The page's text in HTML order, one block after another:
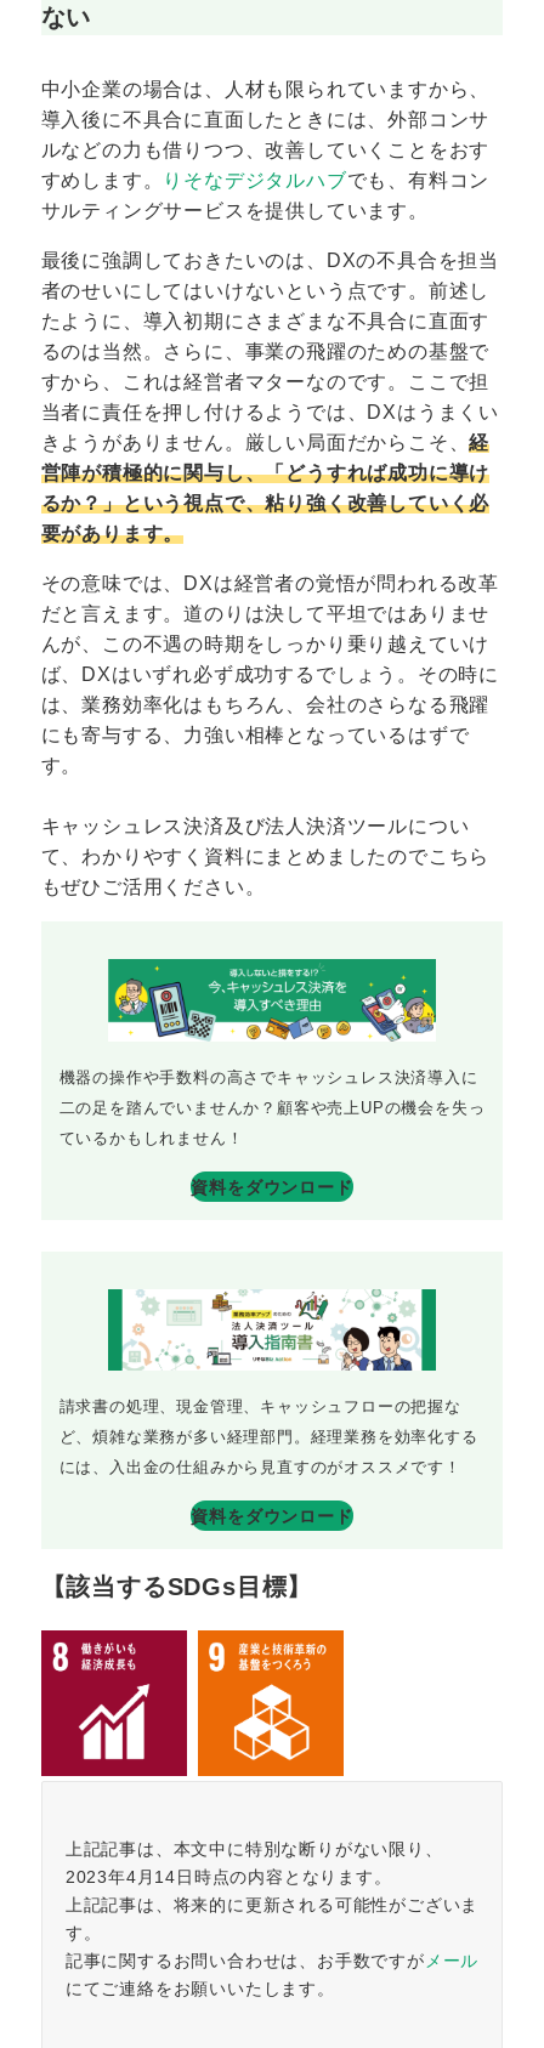
ない
中小企業の場合は、人材も限られていますから、
導入後に不具合に直面したときには、外部コンサ
ルなどの力も借りつつ、改善していくことをおす
すめします。
りそなデジタルハブでも、有料コン
サルティングサービスを提供しています。
最後に強調しておきたいのは、DXの不具合を担当
者のせいにしてはいけないという点です。前述し
たように、導入初期にさまざまな不具合に直面す
るのは当然。さらに、事業の飛躍のための基盤で
すから、これは経営者マターなのです。ここで担
当者に責任を押し付けるようでは、DXはうまくい
きようがありません。厳しい局面だからこそ、経
営陣が積極的に関与し、「どうすれば成功に導け
るか？」という視点で、粘り強く改善していく必
要があります。
その意味では、DXは経営者の覚悟が問われる改革
だと言えます。道のりは決して平坦ではありませ
んが、この不遇の時期をしっかり乗り越えていけ
ば、DXはいずれ必ず成功するでしょう。その時に
は、業務効率化はもちろん、会社のさらなる飛躍
にも寄与する、力強い相棒となっているはずで
す。
キャッシュレス決済及び法人決済ツールについ
て、わかりやすく資料にまとめましたのでこちら
もぜひご活用ください。
機器の操作や手数料の高さでキャッシュレス決済導入に
二の足を踏んでいませんか？顧客や売上UPの機会を失っ
ているかもしれません！
資料をダウンロード
請求書の処理、現金管理、キャッシュフローの把握な
ど、煩雑な業務が多い経理部門。経理業務を効率化する
には、入出金の仕組みから見直すのがオススメです！
資料をダウンロード
【該当するSDGs目標】
上記記事は、本文中に特別な断りがない限り、
2023年4月14日時点の内容となります。
上記記事は、将来的に更新される可能性がございま
す。
記事に関するお問い合わせは、お手数ですが メール
にてご連絡をお願いいたします。